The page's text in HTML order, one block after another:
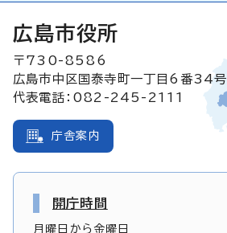
広島市役所
〒730-8586
広島市中区国泰寺町一丁目6番34号
代表電話：082-245-2111
庁舎案内
開庁時間
月曜日から金曜日